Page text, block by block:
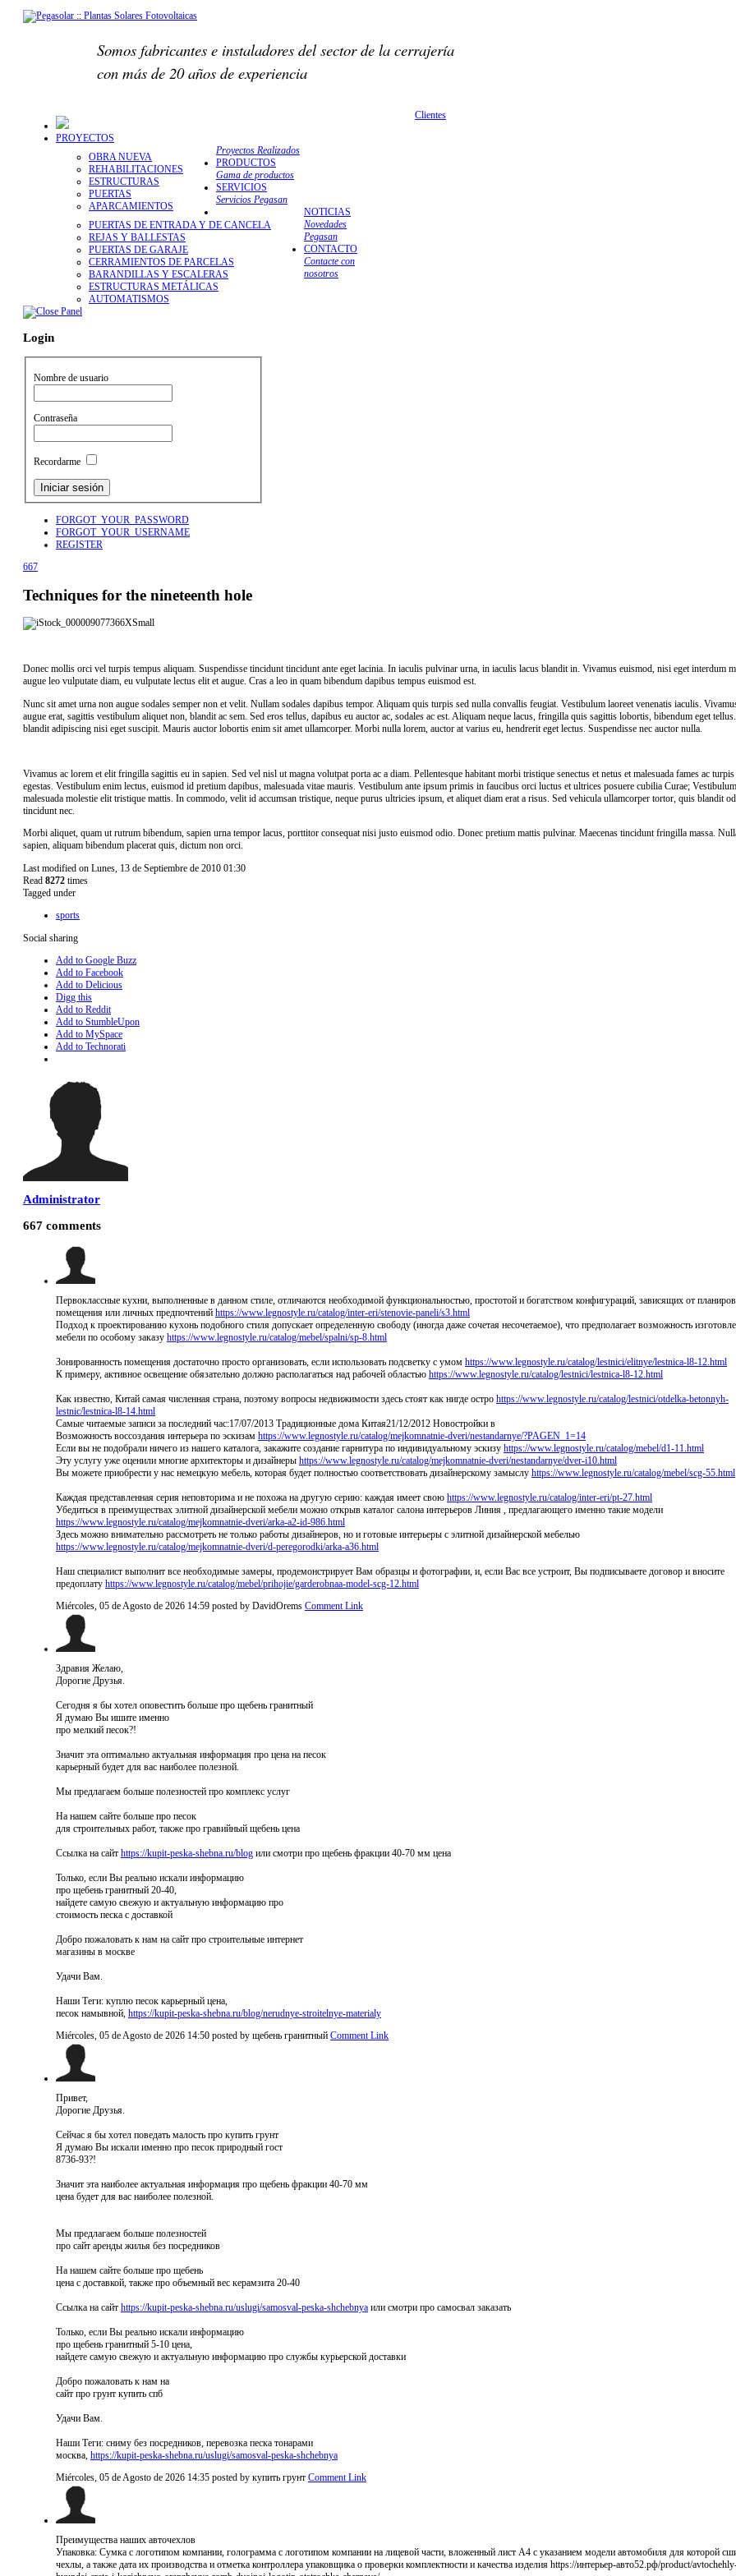
Somos fabricantes e instaladores del sector de la cerrajería
con más de 20 años de experiencia
PROYECTOS
Proyectos Realizados
OBRA NUEVA
REHABILITACIONES
ESTRUCTURAS
PUERTAS
APARCAMIENTOS
PRODUCTOS
Gama de productos
PUERTAS DE ENTRADA Y DE CANCELA
REJAS Y BALLESTAS
PUERTAS DE GARAJE
CERRAMIENTOS DE PARCELAS
BARANDILLAS Y ESCALERAS
ESTRUCTURAS METÁLICAS
AUTOMATISMOS
SERVICIOS
Servicios Pegasan
NOTICIAS
Novedades
Pegasan
CONTACTO
Contacte con
nosotros
Clientes
Login
Nombre de usuario
Contraseña
Recordarme
FORGOT_YOUR_PASSWORD
FORGOT_YOUR_USERNAME
REGISTER
667
Techniques for the nineteenth hole
Donec mollis orci vel turpis tempus aliquam. Suspendisse tincidunt tincidunt ante eget lacinia. In iaculis pulvinar urna, in iaculis lacus blandit in. Vivamus euismod, nisi eget interdum
augue leo vulputate diam, eu vulputate lectus elit et augue. Cras a leo in quam bibendum dapibus tempus euismod est.
Nunc sit amet urna non augue sodales semper non et velit. Nullam sodales dapibus tempor. Aliquam quis turpis sed nulla convallis feugiat. Vestibulum laoreet venenatis iaculis.
augue erat, sagittis vestibulum aliquet non, blandit ac sem. Sed eros tellus, dapibus eu auctor ac, sodales ac est. Aliquam neque lacus, fringilla quis sagittis lobortis, bibendum eget
blandit adipiscing nisi eget suscipit. Mauris auctor lobortis enim sit amet ullamcorper. Morbi nulla lorem, auctor at varius eu, hendrerit eget lectus. Suspendisse nec auctor nulla.
Vivamus ac lorem et elit fringilla sagittis eu in sapien. Sed vel nisl ut magna volutpat porta ac a diam. Pellentesque habitant morbi tristique senectus et netus et malesuada fames ac turpis
egestas. Vestibulum enim lectus, euismod id pretium dapibus, malesuada vitae mauris. Vestibulum ante ipsum primis in faucibus orci luctus et ultrices posuere cubilia Curae; Vestibulum
malesuada molestie elit tristique mattis. In commodo, velit id accumsan tristique, neque purus ultricies ipsum, et aliquet diam erat a risus. Sed vehicula ullamcorper tortor, quis blandit
tincidunt nec.
Morbi aliquet, quam ut rutrum bibendum, sapien urna tempor lacus, porttitor consequat nisi justo euismod odio. Donec pretium mattis pulvinar. Maecenas tincidunt fringilla massa.
sapien, aliquam bibendum placerat quis, dictum non orci.
Last modified on Lunes, 13 de Septiembre de 2010 01:30
Read 8272 times
Tagged under
sports
Social sharing
Add to Google Buzz
Add to Facebook
Add to Delicious
Digg this
Add to Reddit
Add to StumbleUpon
Add to MySpace
Add to Technorati
Administrator
667 comments
Первоклассные кухни, выполненные в данном стиле, отличаются необходимой функциональностью, простотой и богатством конфигураций, зависящих от
помещения или личных предпочтений https://www.legnostyle.ru/catalog/inter-eri/stenovie-paneli/s3.html
Подход к проектированию кухонь подобного стиля допускает определенную свободу (иногда даже сочетая несочетаемое), что предполагает возможность
мебели по особому заказу https://www.legnostyle.ru/catalog/mebel/spalni/sp-8.html
Зонированность помещения достаточно просто организовать, если использовать подсветку с умом https://www.legnostyle.ru/catalog/lestnici/elitnye/lestnica-l8-12.html
К примеру, активное освещение обязательно должно располагаться над рабочей областью https://www.legnostyle.ru/catalog/lestnici/lestnica-l8-12.html
Как известно, Китай самая численная страна, поэтому вопросы недвижимости здесь стоят как нигде остро https://www.legnostyle.ru/catalog/lestnici/otdelka-betonnyh-
lestnic/lestnica-l8-14.html
Самые читаемые записи за последний час:17/07/2013 Традиционные дома Китая21/12/2012 Новостройки в
Возможность воссоздания интерьера по эскизам https://www.legnostyle.ru/catalog/mejkomnatnie-dveri/nestandarnye/?PAGEN_1=14
Если вы не подобрали ничего из нашего каталога, закажите создание гарнитура по индивидуальному эскизу https://www.legnostyle.ru/catalog/mebel/d1-11.html
Эту услугу уже оценили многие архитекторы и дизайнеры https://www.legnostyle.ru/catalog/mejkomnatnie-dveri/nestandarnye/dver-i10.html
Вы можете приобрести у нас немецкую мебель, которая будет полностью соответствовать дизайнерскому замыслу https://www.legnostyle.ru/catalog/mebel/scg-55.html
Каждая представленная серия неповторима и не похожа на другую серию: каждая имеет свою https://www.legnostyle.ru/catalog/inter-eri/pt-27.html
Убедиться в преимуществах элитной дизайнерской мебели можно открыв каталог салона интерьеров Линия , предлагающего именно такие модели
https://www.legnostyle.ru/catalog/mejkomnatnie-dveri/arka-a2-id-986.html
Здесь можно внимательно рассмотреть не только работы дизайнеров, но и готовые интерьеры с элитной дизайнерской мебелью
https://www.legnostyle.ru/catalog/mejkomnatnie-dveri/d-peregorodki/arka-a36.html
Наш специалист выполнит все необходимые замеры, продемонстрирует Вам образцы и фотографии, и, если Вас все устроит, Вы подписываете договор и вносите
предоплату https://www.legnostyle.ru/catalog/mebel/prihojie/garderobnaa-model-scg-12.html
Miércoles, 05 de Agosto de 2026 14:59 posted by DavidOrems Comment Link
Здравия Желаю,
Дорогие Друзья.
Сегодня я бы хотел оповестить больше про щебень гранитный
Я думаю Вы ишите именно
про мелкий песок?!
Значит эта оптимально актуальная информация про цена на песок
карьерный будет для вас наиболее полезной.
Мы предлагаем больше полезностей про комплекс услуг
На нашем сайте больше про песок
для строительных работ, также про гравийный щебень цена
Ссылка на сайт https://kupit-peska-shebna.ru/blog или смотри про щебень фракции 40-70 мм цена
Только, если Вы реально искали информацию
про щебень гранитный 20-40,
найдете самую свежую и актуальную информацию про
стоимость песка с доставкой
Добро пожаловать к нам на сайт про строительные интернет
магазины в москве
Удачи Вам.
Наши Теги: куплю песок карьерный цена,
песок намывной, https://kupit-peska-shebna.ru/blog/nerudnye-stroitelnye-materialy
Miércoles, 05 de Agosto de 2026 14:50 posted by щебень гранитный Comment Link
Привет,
Дорогие Друзья.
Сейчас я бы хотел поведать малость про купить грунт
Я думаю Вы искали именно про песок природный гост
8736-93?!
Значит эта наиболее актуальная информация про щебень фракции 40-70 мм
цена будет для вас наиболее полезной.
Мы предлагаем больше полезностей
про сайт аренды жилья без посредников
На нашем сайте больше про щебень
цена с доставкой, также про объемный вес керамзита 20-40
Ссылка на сайт https://kupit-peska-shebna.ru/uslugi/samosval-peska-shchebnya или смотри про самосвал заказать
Только, если Вы реально искали информацию
про щебень гранитный 5-10 цена,
найдете самую свежую и актуальную информацию про службы курьерской доставки
Добро пожаловать к нам на
сайт про грунт купить спб
Удачи Вам.
Наши Теги: сниму без посредников, перевозка песка тонарами
москва, https://kupit-peska-shebna.ru/uslugi/samosval-peska-shchebnya
Miércoles, 05 de Agosto de 2026 14:35 posted by купить грунт Comment Link
Преимущества наших авточехлов
Упаковка: Сумка с логотипом компании, голограмма с логотипом компании на лицевой части, вложенный лист А4 с указанием модели автомобиля для которой
чехлы, а также дата их производства и отметка контроллера упаковщика о проверки комплектности и качества изделия https://интерьер-авто52.рф/product/